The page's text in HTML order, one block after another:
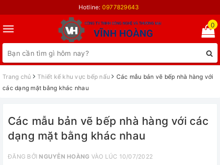
Hotline: 0977829643
Toggle
navigation
0
Trang chủ Thiết kế khu vực bếp nấu
Các mẫu bản vẽ bếp nhà hàng với
các dạng mặt bằng khác nhau
Các mẫu bản vẽ bếp nhà hàng với các
dạng mặt bằng khác nhau
ĐĂNG BỞI NGUYỄN HOÀNG VÀO LÚC 10/07/2022